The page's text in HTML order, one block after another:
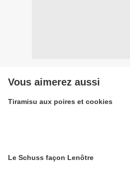
Vous aimerez aussi
Tiramisu aux poires et cookies
Le Schuss façon Lenôtre